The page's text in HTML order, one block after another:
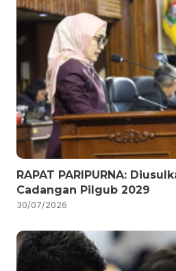
RAPAT PARIPURNA:
Cadangan Pilgub 2029
30/07/2026